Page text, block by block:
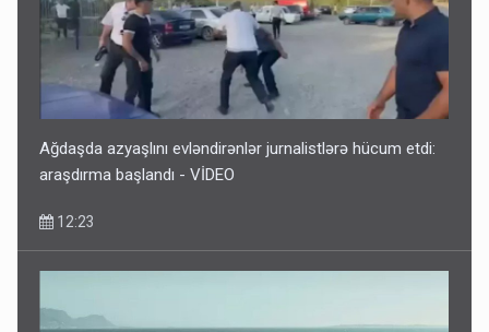
Ağdaşda azyaşlını evləndirənlər jurnalistlərə hücum etdi:
araşdırma başlandı - VİDEO
12:23